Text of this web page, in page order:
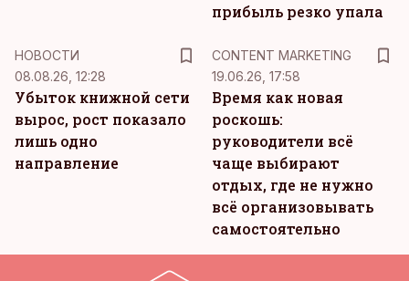
прибыль резко упала
НОВОСТИ
08.08.26, 12:28
Убыток книжной сети
вырос, рост показало
лишь одно
направление
CONTENT MARKETING
19.06.26, 17:58
Время как новая
роскошь:
руководители всё
чаще выбирают
отдых, где не нужно
всё организовывать
самостоятельно